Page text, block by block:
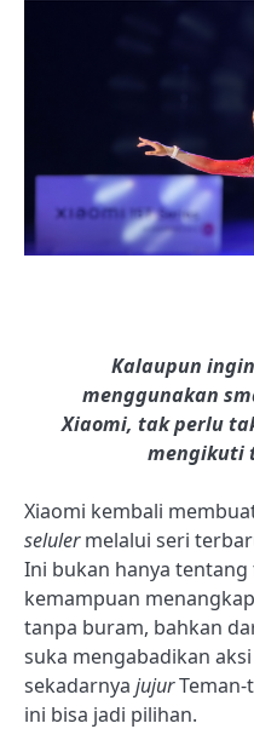
Kalaupun
menggunakan
Xiaomi, tak perlu
mengikuti
Xiaomi kembali
selulermelalui seri
Ini bukan hanya
kemampuan
tanpa buram, bahkan
suka mengabadikan
sekadarnya jujur
ini bisa jadi pilihan.